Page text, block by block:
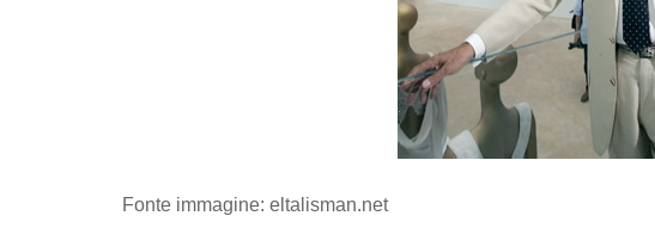
Fonte immagine: eltalisman.net